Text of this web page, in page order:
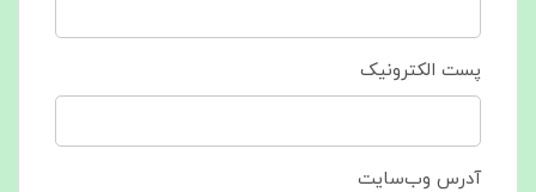
پست الکترونیک
آدرس وب‌سایت